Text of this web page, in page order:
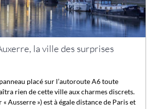
la ville des surprises
panneau placé sur l’autoroute A6 toute
rien de cette ville aux charmes discrets.
Ausserre ») est à égale distance de Paris et